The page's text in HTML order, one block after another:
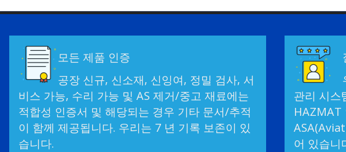
모든 제품 인증
공장 신규, 신소재, 신잉여, 정밀 검사, 서
비스 가능, 수리 가능 및 AS 제거/중고 재료에는
적합성 인증서 및 해당되는 경우 기타 문서/추적
이 함께 제공됩니다. 우리는 7 년 기록 보존이 있
습니다.
관리 시스
HAZMAT
어 있습니